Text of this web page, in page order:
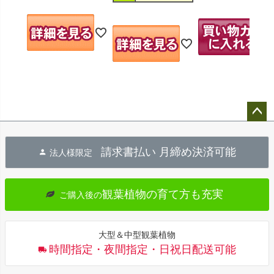
へ
法人様限定 請求書払い 月締め決済可能
ご購入後の観葉植物の育て方も充実
大型＆中型観葉植物
時間指定・夜間指定・日祝日配送可能